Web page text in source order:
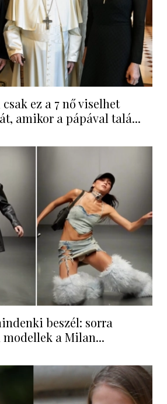
ez a 7 nő viselhet
amikor a pápával talá...
beszél: sorra
modellek a Milan...